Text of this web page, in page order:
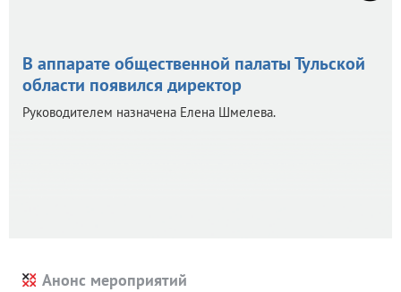
В аппарате общественной палаты Тульской
области появился директор
Руководителем назначена Елена Шмелева.
Анонс мероприятий